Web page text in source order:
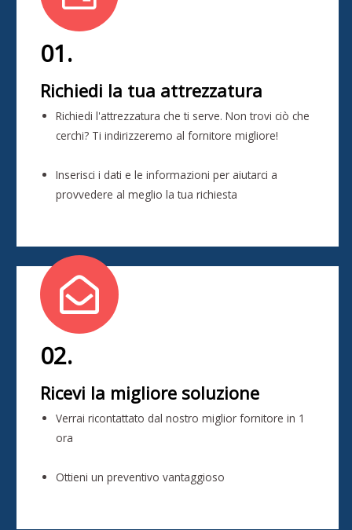
01.
Richiedi la tua attrezzatura
Richiedi l'attrezzatura che ti serve. Non trovi ciò che
cerchi? Ti indirizzeremo al fornitore migliore!
Inserisci i dati e le informazioni per aiutarci a
provvedere al meglio la tua richiesta
02.
Ricevi la migliore soluzione
Verrai ricontattato dal nostro miglior fornitore in 1
ora
Ottieni un preventivo vantaggioso